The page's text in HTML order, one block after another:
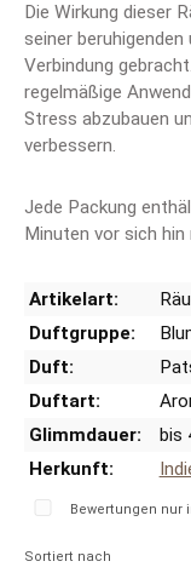
Die Wirkung dieser
seiner
Verbindung
regelmäßige
Stress abzubauen
verbessern.
Jede Packung
Minuten vor sich hin
Artikelart:
Duftgruppe:
Duft:
Duftart:
Glimmdauer:
bis
Herkunft:
Bewertungen nur
Sortiert nach